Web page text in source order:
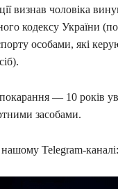
визнав чоловіка
кодексу України
особами, які
— 10 років
засобами.
Telegram-